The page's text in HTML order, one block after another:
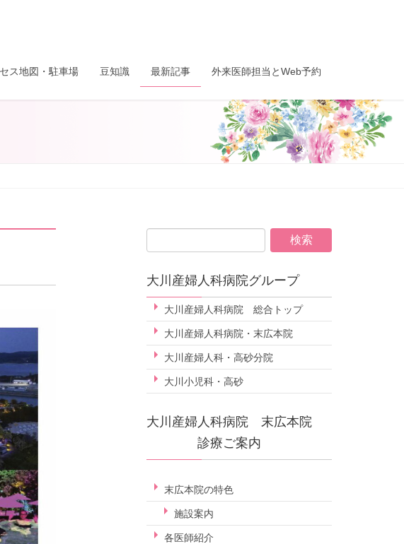
ス地図・駐車場 豆知識 最新記事 外来医師担当とWeb予約
大川産婦人科病院グループ
大川産婦人科病院 総合トップ
大川産婦人科病院・末広本院
大川産婦人科・高砂分院
大川小児科・高砂
大川産婦人科病院 末広本院
診療ご案内
末広本院の特色
施設案内
各医師紹介